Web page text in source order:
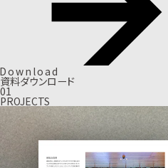
Down load
資料ダウンロード
01
PROJECTS